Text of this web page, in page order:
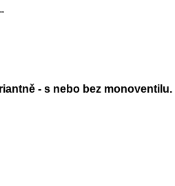
- s nebo bez monoventilu.